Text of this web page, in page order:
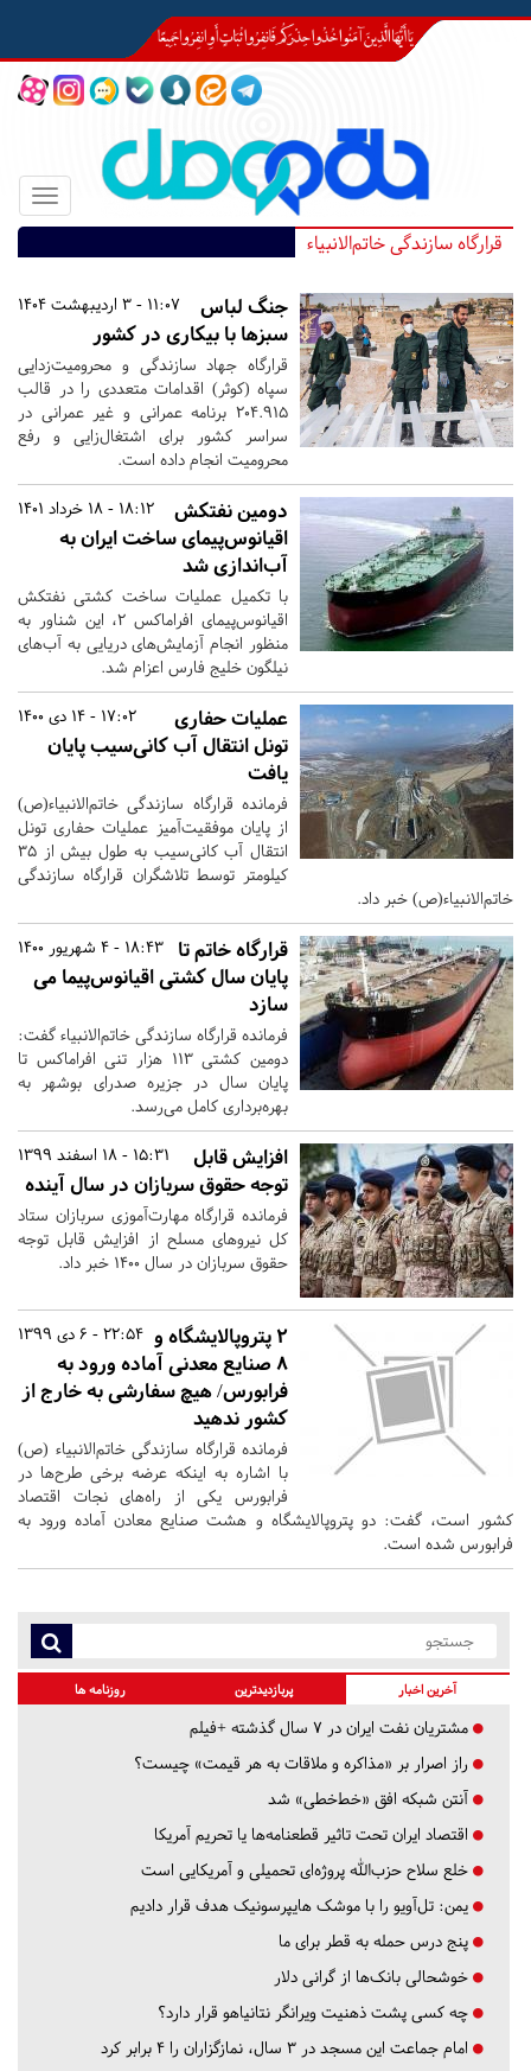
Toggle
قرارگاه سازندگی خاتم‌الانبیاء
11:07 - 3 اردیبهشت 1404
جنگ لباس
سبزها با بیکاری در کشور
قرارگاه جهاد سازندگی و محرومیت‌زدایی
سپاه‌ (کوثر) اقدامات متعددی را در قالب
۲۰۴.۹۱۵ برنامه عمرانی و غیر عمرانی در
سراسر کشور برای اشتغال‌زایی و رفع
محرومیت انجام داده است.
18:12 - 18 خرداد 1401
دومین نفتکش
اقیانوس‌پیمای ساخت ایران به
آب‌اندازی شد
با تکمیل عملیات ساخت کشتی نفتکش
اقیانوس‌پیمای افراماکس ۲، این شناور به
منظور انجام آزمایش‌های دریایی به آب‌های
نیلگون خلیج فارس اعزام شد.
17:02 - 14 دی 1400
عملیات حفاری
تونل انتقال آب کانی‌سیب پایان
یافت
فرمانده قرارگاه سازندگی خاتم‌الانبیاء(ص)
از پایان موفقیت‌آمیز عملیات حفاری تونل
انتقال آب کانی‌سیب به طول بیش از ۳۵
کیلومتر توسط تلاشگران قرارگاه سازندگی
خاتم‌الانبیاء(ص) خبر داد.
18:43 - 4 شهریور 1400
قرارگاه خاتم تا
پایان سال کشتی اقیانوس‌پیما می
سازد
فرمانده قرارگاه سازندگی خاتم‌الانبیاء گفت:
دومین کشتی ۱۱۳ هزار تنی افراماکس تا
پایان سال در جزیره صدرای بوشهر به
بهره‌برداری کامل می‌رسد.
15:31 - 18 اسفند 1399
افزایش قابل
توجه حقوق سربازان در سال آینده
فرمانده قرارگاه مهارت‌آموزی سربازان ستاد
کل نیروهای مسلح از افزایش قابل توجه
حقوق سربازان در سال ۱۴۰۰ خبر داد.
22:54 - 6 دی 1399 ۲ پتروپالایشگاه و
۸ صنایع معدنی آماده ورود به
فرابورس/ هیچ سفارشی به خارج از
کشور ندهید
فرمانده قرارگاه سازندگی خاتم‌الانبیاء (ص)
با اشاره به اینکه عرضه برخی طرح‌ها در
فرابورس یکی از راه‌های نجات اقتصاد
کشور است، گفت: دو پتروپالایشگاه و هشت صنایع معادن آماده ورود به
فرابورس شده است.
آخرین اخبار پربازدیدترین روزنامه ها
مشتریان نفت ایران در ۷ سال گذشته +فیلم
راز اصرار بر «مذاکره و ملاقات به هر قیمت» چیست؟
آنتن شبکه افق «خط‌خطی» شد
اقتصاد ایران تحت تاثیر قطعنامه‌ها یا تحریم‌ آمریکا
خلع سلاح حزب‌الله پروژه‌ای تحمیلی و آمریکایی است
یمن: تل‌آویو را با موشک هایپرسونیک هدف قرار دادیم
پنج درس‌ حمله به قطر برای ما
خوشحالی بانک‌ها از گرانی دلار
چه کسی پشت ذهنیت ویرانگر نتانیاهو قرار دارد؟
امام جماعت این مسجد در ۳ سال، نمازگزاران را ۴ برابر کرد